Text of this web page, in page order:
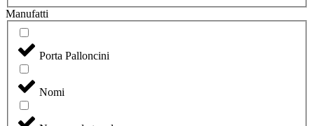
Manufatti
Porta Palloncini
Nomi